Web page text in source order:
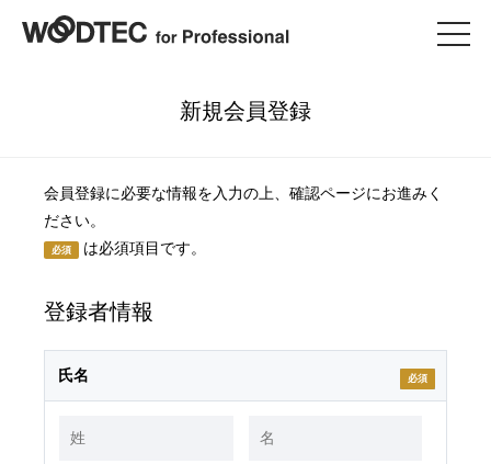
新規会員登録
会員登録に必要な情報を入力の上、確認ページにお進みく
ださい。
必須 は必須項目です。
登録者情報
氏名 必須